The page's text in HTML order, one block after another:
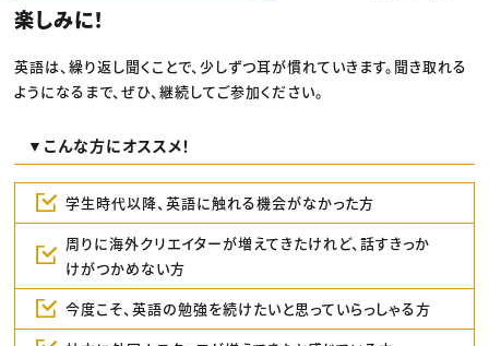
楽しみに！
英語は、繰り返し聞くことで、少しずつ耳が慣れていきます。聞き取れる
ようになるまで、ぜひ、継続してご参加ください。
▼こんな方にオススメ！
学生時代以降、英語に触れる機会がなかった方
周りに海外クリエイターが増えてきたけれど、話すきっか
けがつかめない方
今度こそ、英語の勉強を続けたいと思っていらっしゃる方